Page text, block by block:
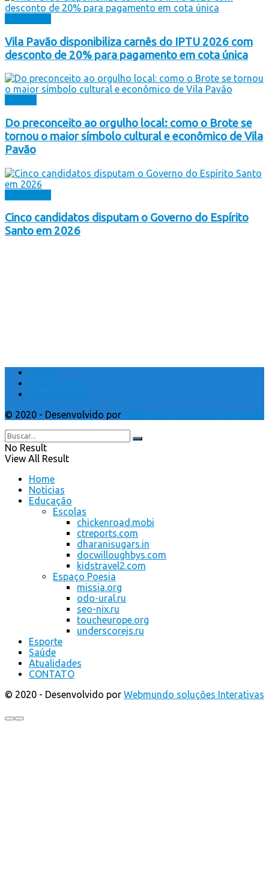
Vila Pavão disponibiliza carnês do IPTU 2026 com
desconto de 20% para pagamento em cota única
Do preconceito ao orgulho local: como o Brote se
tornou o maior símbolo cultural e econômico de Vila
Pavão
Cinco candidatos disputam o Governo do Espírito
Santo em 2026
Home
Quem Somos
Fale Conosco
© 2020 - Desenvolvido por Webmundo soluções Interativas
No Result
View All Result
Home
Notícias
Educação
Escolas
chickenroad.mobi
ctreports.com
dharanisugars.in
docwilloughbys.com
kidstravel2.com
Espaço Poesia
missia.org
odo-ural.ru
seo-nix.ru
toucheurope.org
underscorejs.ru
Esporte
Saúde
Atualidades
CONTATO
© 2020 - Desenvolvido por Webmundo soluções Interativas